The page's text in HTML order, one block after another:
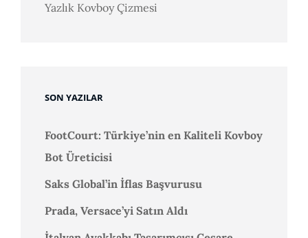
Yazlık Kovboy Çizmesi
SON YAZILAR
FootCourt: Türkiye’nin en Kaliteli Kovboy
Bot Üreticisi
Saks Global’in İflas Başvurusu
Prada, Versace’yi Satın Aldı